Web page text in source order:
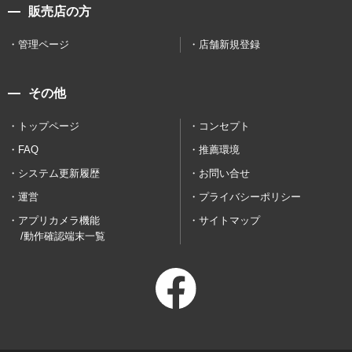
販売店の方
管理ページ 店舗新規登録
その他
トップページ
コンセプト
FAQ
推薦環境
システム更新履歴
お問い合せ
運営
プライバシーポリシー
アプリカメラ機能
/動作確認端末一覧
サイトマップ